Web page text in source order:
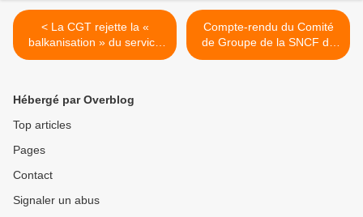
< La CGT rejette la «
balkanisation » du service
public ferroviaire !
Compte-rendu du Comité
de Groupe de la SNCF du
27 novembre 2012 >
Hébergé par Overblog
Top articles
Pages
Contact
Signaler un abus